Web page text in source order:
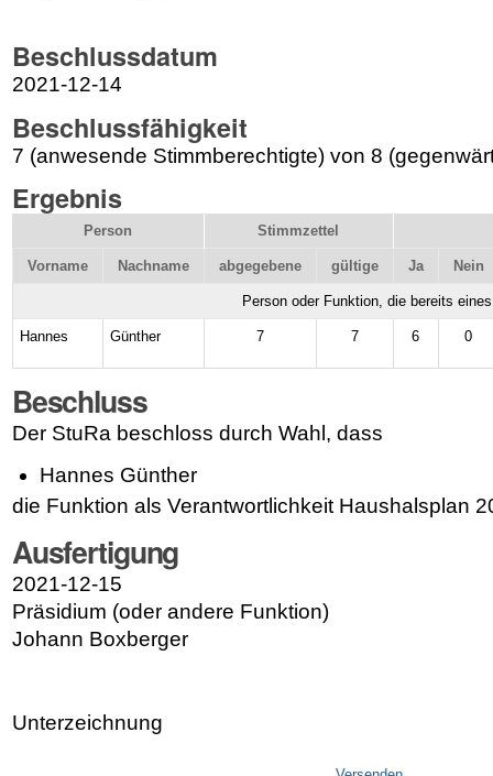
Beschlussdatum
2021-12-14
Beschlussfähigkeit
7 (anwesende Stimmberechtigte) von 8
Ergebnis
Person Stimmzettel
Vorname Nachname abgegebene gültige Ja Nein
Person oder Funktion, die bereits
Hannes Günther 7 7 6 0
Beschluss
Der StuRa beschloss durch Wahl, dass
Hannes Günther
die Funktion als Verantwortlichkeit Haushalsplan
Ausfertigung
2021-12-15
Präsidium (oder andere Funktion)
Johann Boxberger
Unterzeichnung